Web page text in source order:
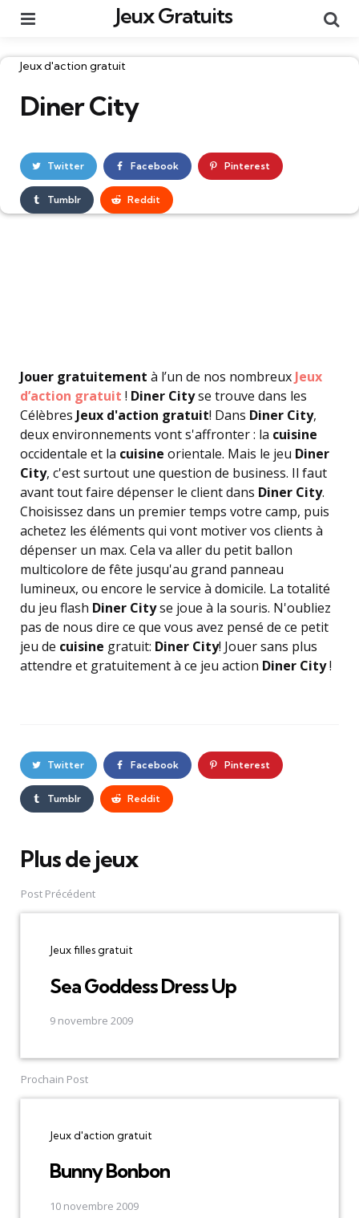
Jeux Gratuits
Catégories
Jeux d'action gratuit
Diner City
Twitter Facebook Pinterest
Tumblr Reddit
Jouer gratuitement à l’un de nos nombreux Jeux
d’action gratuit ! Diner Cityse trouve dans les
Célèbres Jeux d'action gratuit! Dans Diner City,
deux environnements vont s'affronter : la cuisine
occidentale et la cuisine orientale. Mais le jeu Diner
City, c'est surtout une question de business. Il faut
avant tout faire dépenser le client dans Diner City.
Choisissez dans un premier temps votre camp, puis
achetez les éléments qui vont motiver vos clients à
dépenser un max. Cela va aller du petit ballon
multicolore de fête jusqu'au grand panneau
lumineux, ou encore le service à domicile. La totalité
du jeu flash Diner Cityse joue à la souris. N'oubliez
pas de nous dire ce que vous avez pensé de ce petit
jeu de cuisine gratuit: Diner City! Jouer sans plus
attendre et gratuitement à ce jeu action Diner City!
Twitter Facebook Pinterest
Tumblr Reddit
Plus de jeux
Post
navigation
Post Précédent
Jeux filles gratuit
Sea Goddess Dress Up
9 novembre 2009
Prochain Post
Jeux d'action gratuit
Bunny Bonbon
10 novembre 2009